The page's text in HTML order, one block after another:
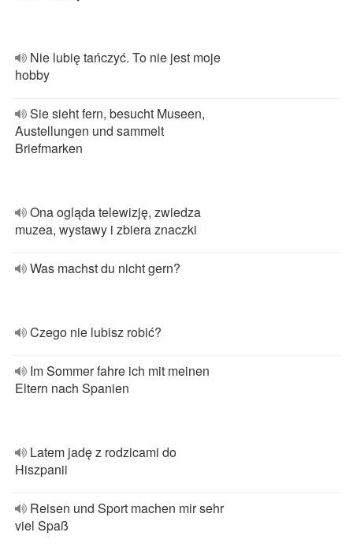
Nie lubię tańczyć. To nie jest moje
hobby
Sie sieht fern, besucht Museen,
Austellungen und sammelt
Briefmarken
Ona ogląda telewizję, zwiedza
muzea, wystawy i zbiera znaczki
Was machst du nicht gern?
Czego nie lubisz robić?
Im Sommer fahre ich mit meinen
Eltern nach Spanien
Latem jadę z rodzicami do
Hiszpanii
Reisen und Sport machen mir sehr
viel Spaß